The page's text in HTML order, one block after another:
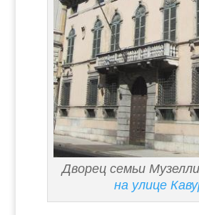
Дворец семьи
на улице